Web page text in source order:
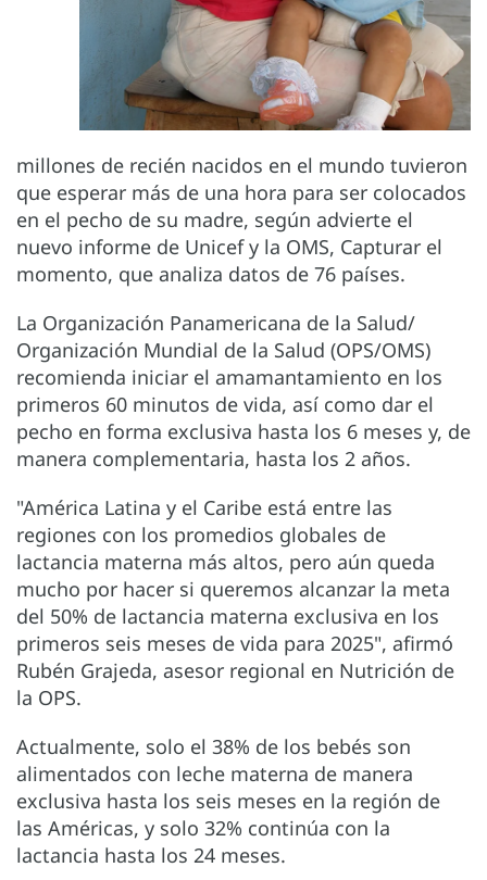
millones de recién nacidos en el mundo tuvieron
que esperar más de una hora para ser colocados
en el pecho de su madre, según advierte el
nuevo informe de Unicef y la OMS, Capturar el
momento, que analiza datos de 76 países.
La Organización Panamericana de la Salud/
Organización Mundial de la Salud (OPS/OMS)
recomienda iniciar el amamantamiento en los
primeros 60 minutos de vida, así como dar el
pecho en forma exclusiva hasta los 6 meses y, de
manera complementaria, hasta los 2 años.
"América Latina y el Caribe está entre las
regiones con los promedios globales de
lactancia materna más altos, pero aún queda
mucho por hacer si queremos alcanzar la meta
del 50% de lactancia materna exclusiva en los
primeros seis meses de vida para 2025", afirmó
Rubén Grajeda, asesor regional en Nutrición de
la OPS.
Actualmente, solo el 38% de los bebés son
alimentados con leche materna de manera
exclusiva hasta los seis meses en la región de
las Américas, y solo 32% continúa con la
lactancia hasta los 24 meses.